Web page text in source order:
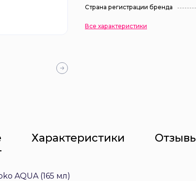
Страна регистрации бренда
Все характеристики
Характеристики
AQUA (165 мл)